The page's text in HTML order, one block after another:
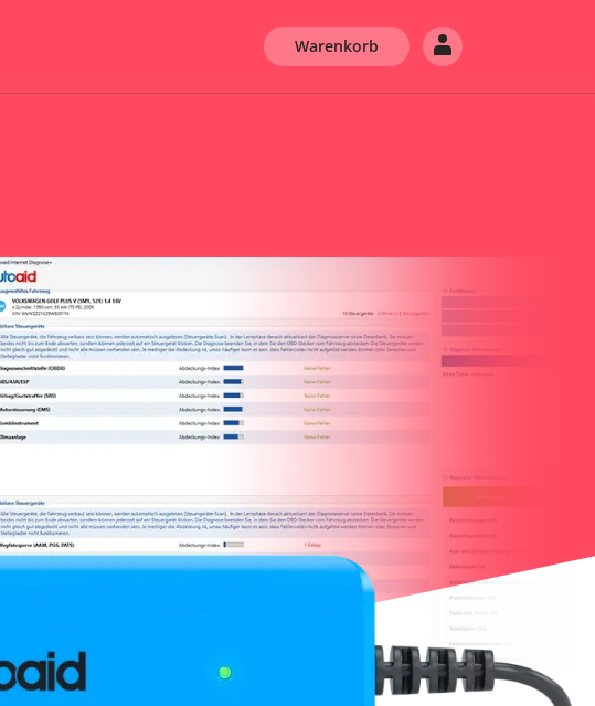
Warenkorb